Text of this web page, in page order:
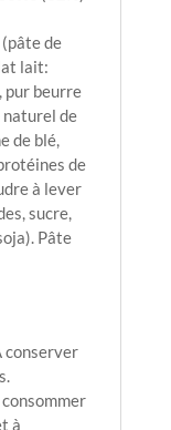
de
lait:
pur beurre
naturel de
de blé,
de
à lever
sucre,
Pâte
conserver
à